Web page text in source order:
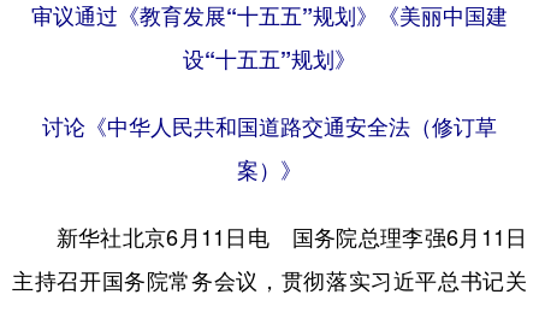
食品 人居 信息化 数字经济
乡村振兴 银龄
城市 旅游 能源 会展
文化产业
审议通过《教育发展“十五五”规划》《美丽中国建
设“十五五”规划》
讨论《中华人民共和国道路交通安全法（修订草
案）》
新华社北京6月11日电 国务院总理李强6月11日
主持召开国务院常务会议，贯彻落实习近平总书记关